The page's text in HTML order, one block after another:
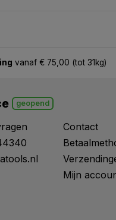
vanaf € 75,00 (tot 31kg)
geopend
Contact
Mijn